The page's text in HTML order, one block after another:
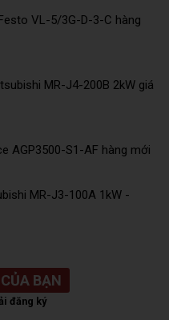
VL-5/3G-D-3-C hàng
MR-J4-200B 2kW giá
AGP3500-S1-AF hàng mới
MR-J3-100A 1kW -
BẠN
đăng ký